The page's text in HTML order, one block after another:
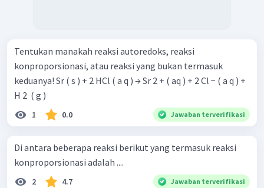
Tentukan manakah reaksi autoredoks, reaksi
konproporsionasi, atau reaksi yang bukan termasuk
keduanya! Sr ( s ) + 2 HCl ( a q ) → Sr 2 + ( aq ) + 2 Cl − ( a q ) +
H 2 ​ ( g )
1 0.0 Jawaban terverifikasi
Di antara beberapa reaksi berikut yang termasuk reaksi
konproporsionasi adalah ....
2 4.7 Jawaban terverifikasi